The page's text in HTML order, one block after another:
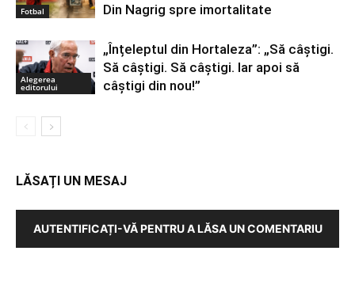
Fotbal
Din Nagrig spre imortalitate
Alegerea
editorului
„Înțeleptul din Hortaleza”: „Să câștigi.
Să câștigi. Să câștigi. Iar apoi să
câștigi din nou!”
LĂSAȚI UN MESAJ
AUTENTIFICAȚI-VĂ PENTRU A LĂSA UN COMENTARIU